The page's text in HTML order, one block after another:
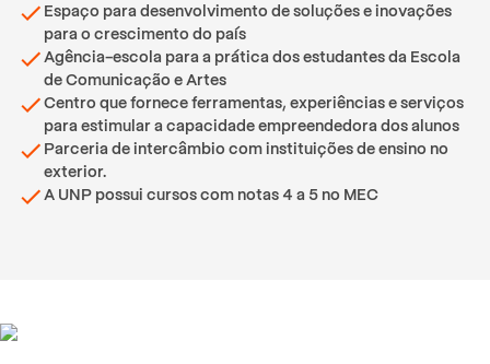
Espaço para desenvolvimento de soluções e inovações
para o crescimento do país
Agência-escola para a prática dos estudantes da Escola
de Comunicação e Artes
Centro que fornece ferramentas, experiências e serviços
para estimular a capacidade empreendedora dos alunos
Parceria de intercâmbio com instituições de ensino no
exterior.
A UNP possui cursos com notas 4 a 5 no MEC
Depoimentos de alunos